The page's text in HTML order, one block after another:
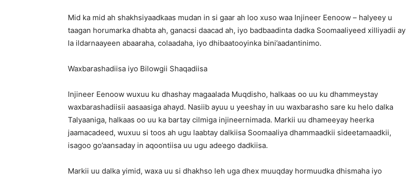
Mid ka mid ah shakhsiyaadkaas mudan in si gaar ah loo xuso waa Injineer Eenoow – halyeey u
taagan horumarka dhabta ah, ganacsi daacad ah, iyo badbaadinta dadka Soomaaliyeed xilliyadii ay
la ildarnaayeen abaaraha, colaadaha, iyo dhibaatooyinka bini’aadantinimo.
Waxbarashadiisa iyo Bilowgii Shaqadiisa
Injineer Eenoow wuxuu ku dhashay magaalada Muqdisho, halkaas oo uu ku dhammeystay
waxbarashadiisii aasaasiga ahayd. Nasiib ayuu u yeeshay in uu waxbarasho sare ku helo dalka
Talyaaniga, halkaas oo uu ka bartay cilmiga injineernimada. Markii uu dhameeyay heerka
jaamacadeed, wuxuu si toos ah ugu laabtay dalkiisa Soomaaliya dhammaadkii sideetamaadkii,
isagoo go’aansaday in aqoontiisa uu ugu adeego dadkiisa.
Markii uu dalka yimid, waxa uu si dhakhso leh uga dhex muuqday hormuudka dhismaha iyo